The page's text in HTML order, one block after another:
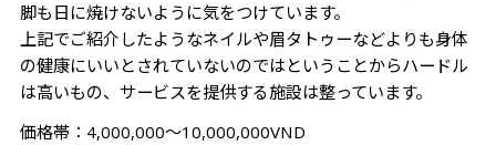
脚も日に焼けないように気をつけています。
上記でご紹介したようなネイルや眉タトゥーなどよりも身体
の健康にいいとされていないのではということからハードル
は高いもの、サービスを提供する施設は整っています。
価格帯：4,000,000～10,000,000VND